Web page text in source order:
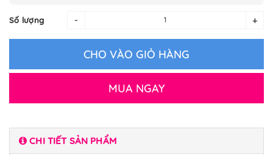
Số lượng - +
CHO VÀO GIỎ HÀNG
MUA NGAY
CHI TIẾT SẢN PHẨM